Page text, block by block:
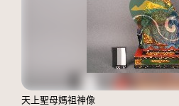
天上聖母媽祖神像